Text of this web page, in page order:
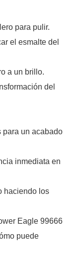
para pulir.
el esmalte del
a un brillo.
del
para un acabado
inmediata en
haciendo los
Eagle 99666
puede